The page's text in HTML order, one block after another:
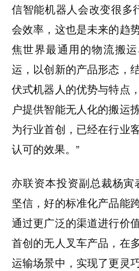
信智能机器人会改变很多
会效率，这也是未来的趋
焦世界最通用的物流搬
运，以创新的产品形态，
伏式机器人的优势与特点
户提供智能无人化的搬运
为行业首创，已经在行业
认可的效果。”
亦联资本投资副总裁杨寅
坚信，好的标准化产品能
通过更广泛的渠道进行价
首创的无人叉车产品，在
运输场景中，实现了更灵